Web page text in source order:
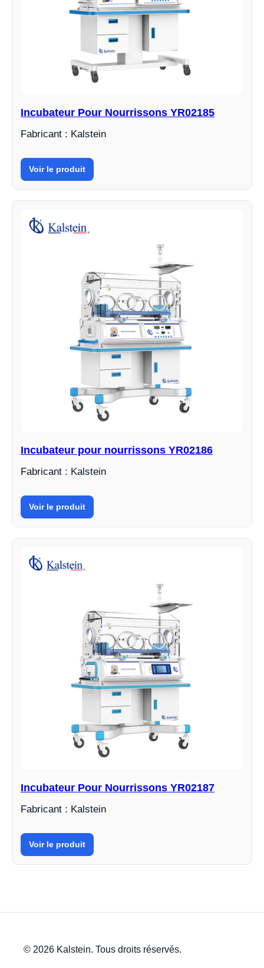
Incubateur Pour Nourrissons YR02185
Fabricant : Kalstein
Voir le produit
Incubateur pour nourrissons YR02186
Fabricant : Kalstein
Voir le produit
Incubateur Pour Nourrissons YR02187
Fabricant : Kalstein
Voir le produit
© 2026 Kalstein. Tous droits réservés.